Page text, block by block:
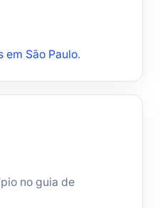
em São Paulo.
no guia de